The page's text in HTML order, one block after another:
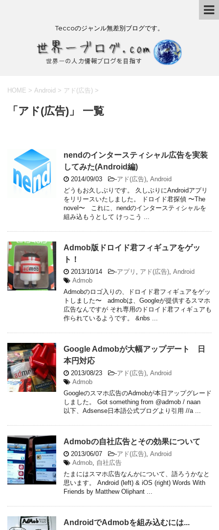
Teccoのジャンル無差別ブログです。
HOME > Android > アド(広告) >
「アド(広告)」 一覧
nendのインタースティシャル広告を実装
してみた(Android編)
2014/09/03 -アド(広告) Android
どうもお久しぶりです。 久しぶりにAndroidアプリ
をリリースいたしました。 ドロイド君探偵 〜The
novel〜 これに、nendのインタースティシャルを
組み込もうとして けっこう ...
Admob版ドロイド君フィギュアをゲッ
ト！
2013/10/14 -アプリ アド(広告) Android
Admob
Admobのロゴ入りの、ドロイド君フィギュアをゲッ
トしました〜 admobは、Googleが提供するスマホ
広告なんですが それ専用のドロイド君フィギュアも
作られているようです。 &nbs ...
Google Admobが大幅アップデート 日
本円対応
2013/08/23 -アド(広告) Android
Admob
Googleのスマホ広告のAdmobが本日アップグレード
しました。 Got something from @admob / naan
以下、Adsense日本語公式ブログより引用 //a ...
Admobの自社広告とその効果について
2013/06/07 -アド(広告) Android
Admob 自社広告
たまにはスマホ広告なんかについて、語ろうかなと
思います。 Android (left) & iOS (right) Words With
Friends by Matthew Oliphant ...
AndroidでAdmobを組み込むには...